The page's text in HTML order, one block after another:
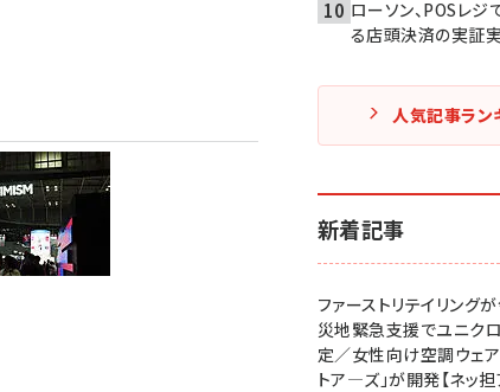
ローソン、POSレジ
る店頭決済の実証
人気記事ラン
新着記事
ファーストリテイリン
災地緊急支援でユニク
定／女性向け空調ウェア
トア―ズ」が開発【ネッ担